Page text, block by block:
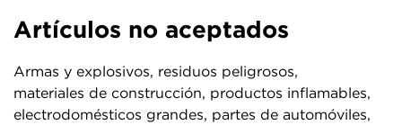
Artículos no aceptados
Armas y explosivos, residuos peligrosos,
materiales de construcción, productos inflamables,
electrodomésticos grandes, partes de automóviles,